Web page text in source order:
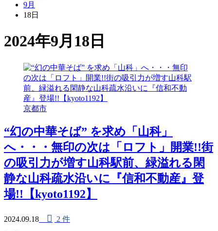
9月
18日
2024年9月18日
京都市
“幻の中華そば” を求め「山科」
へ・・・無印の次は「ロフト」開業!!街
の吸引力が増す山科駅前、緑溢れる閑
静な山科疏水沿いに『信和不動産』登
場!!【kyoto1192】
2024.09.18 2 件